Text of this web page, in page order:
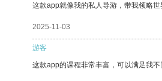
这款app就像我的私人导游，带我领略世
2025-11-03
游客
这款app的课程非常丰富，可以满足我